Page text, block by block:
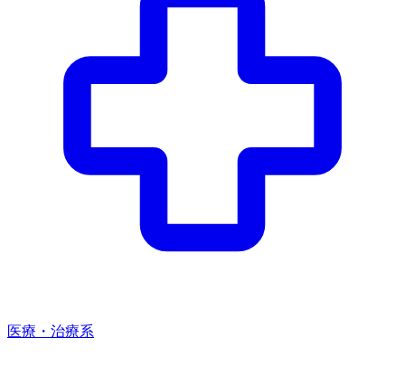
医療・治療系